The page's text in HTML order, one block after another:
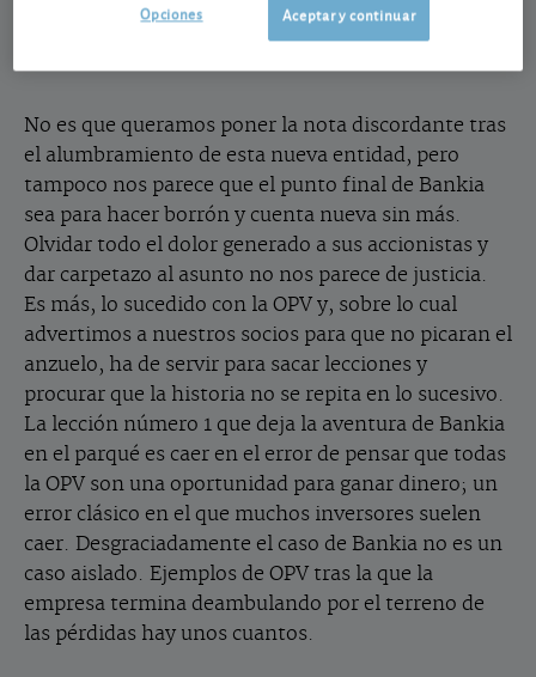
inversores que quisieron “ser bankeros” y se las
No es que queramos poner la nota discordante tras
el alumbramiento de esta nueva entidad, pero
tampoco nos parece que el punto final de Bankia
sea para hacer borrón y cuenta nueva sin más.
Olvidar todo el dolor generado a sus accionistas y
dar carpetazo al asunto no nos parece de justicia.
Es más, lo sucedido con la OPV y, sobre lo cual
advertimos a nuestros socios para que no picaran el
anzuelo, ha de servir para sacar lecciones y
procurar que la historia no se repita en lo sucesivo.
La lección número 1 que deja la aventura de Bankia
en el parqué es caer en el error de pensar que todas
la OPV son una oportunidad para ganar dinero; un
error clásico en el que muchos inversores suelen
caer. Desgraciadamente el caso de Bankia no es un
caso aislado. Ejemplos de OPV tras la que la
empresa termina deambulando por el terreno de
las pérdidas hay unos cuantos.
Aceptar y continuar
Opciones